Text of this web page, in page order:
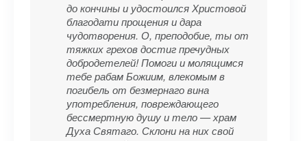
до кончины и удостоился Христовой
благодати прощения и дара
чудотворения. О, преподобие, ты от
тяжких грехов достиг пречудных
добродетелей! Помоги и молящимся
тебе рабам Божиим, влекомым в
погибель от безмернаго вина
употребления, повреждающего
бессмертную душу и тело — храм
Духа Святаго. Склони на них свой